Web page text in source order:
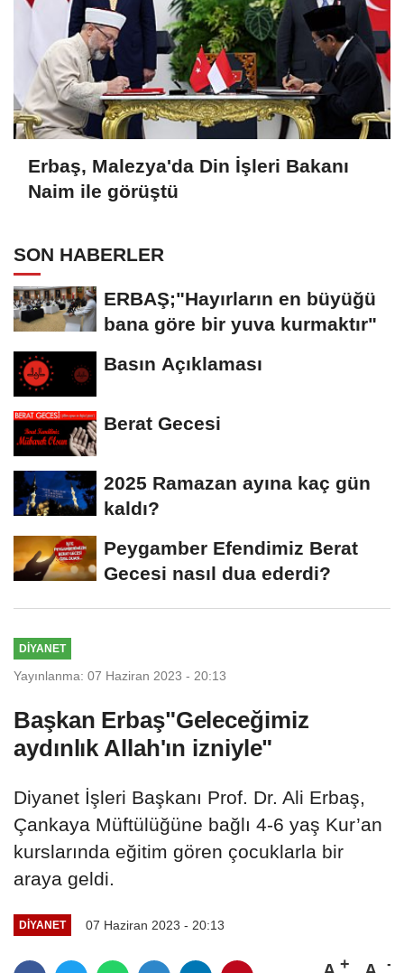
Erbaş, Malezya'da Din İşleri Bakanı
Naim ile görüştü
SON HABERLER
ERBAŞ;"Hayırların en büyüğü
bana göre bir yuva kurmaktır"
Basın Açıklaması
Berat Gecesi
2025 Ramazan ayına kaç gün
kaldı?
Peygamber Efendimiz Berat
Gecesi nasıl dua ederdi?
DİYANET
Yayınlanma: 07 Haziran 2023 - 20:13
Başkan Erbaş"Geleceğimiz
aydınlık Allah'ın izniyle"
Diyanet İşleri Başkanı Prof. Dr. Ali Erbaş,
Çankaya Müftülüğüne bağlı 4-6 yaş Kur’an
kurslarında eğitim gören çocuklarla bir
araya geldi.
DİYANET 07 Haziran 2023 - 20:13